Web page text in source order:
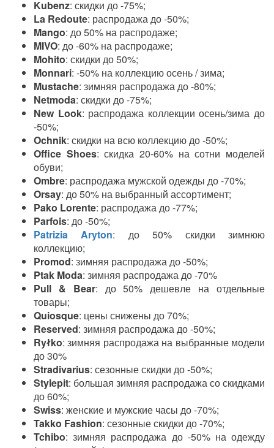
Kubenz: скидки до -75%;
La Redoute: распродажа до -50%;
Mango: до 50% на распродаже;
MIVO: до -60% на распродаже;
Mohito: скидки до 50%;
Monnari: -50% на коллекцию осень / зима;
Mustache: зимняя распродажа до -80%;
Netmoda: скидки до -75%;
New Look: распродажа коллекции осень/зима до
-50%;
Ochnik: скидки на всю коллекцию до -50%;
Office Shoes: скидка 20-60% на сотни моделей
обуви;
Ombre: распродажа мужской одежды до -70%;
Orsay: до 50% на выбранный ассортимент;
Pako Lorente: распродажа до -77%;
Parfois: до -50%;
Patrizia Aryton: до 50% скидки зимнюю
коллекцию;
Promod: зимняя распродажа до -50%;
Ptak Moda: зимняя распродажа до -70%
Pull & Bear: до 50% дешевле на отдельные
товары;
Quiosque: цены снижены до 70%;
Reserved: зимняя распродажа до -50%;
Ryłko: зимняя распродажа на выбранные модели
до 30%
Stradivarius: сезонные скидки до -50%;
Stylepit: большая зимняя распродажа со скидками
до 60%;
Swiss: женские и мужские часы до -70%;
Takko Fashion: сезонные скидки до -70%;
Tchibo: зимняя распродажа до -50% на одежду